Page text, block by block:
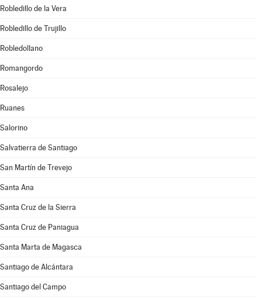
Robledillo de la Vera
Robledillo de Trujillo
Robledollano
Romangordo
Rosalejo
Ruanes
Salorino
Salvatierra de Santiago
San Martín de Trevejo
Santa Ana
Santa Cruz de la Sierra
Santa Cruz de Paniagua
Santa Marta de Magasca
Santiago de Alcántara
Santiago del Campo